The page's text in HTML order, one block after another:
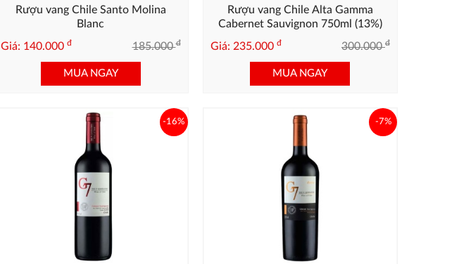
Rượu vang Chile Santo Molina
Blanc
Giá: 140.000 đ 185.000đ
MUA NGAY
Rượu vang Chile Alta Gamma
Cabernet Sauvignon 750ml (13%)
Giá: 235.000 đ 300.000đ
MUA NGAY
-16% -7%